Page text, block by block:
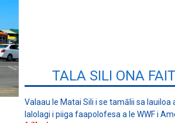
TALA SILI ONA
Valaau le Matai Sili i se tamālii sa lauiloa
lalolagi i piiga faapolofesa a le WWF i